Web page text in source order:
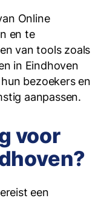
Online
en te
van tools zoals
in Eindhoven
bezoekers en
aanpassen.
voor
een